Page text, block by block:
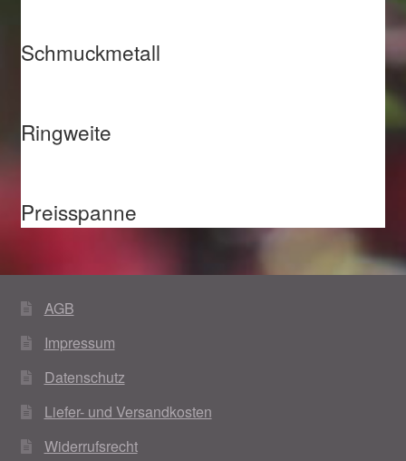
Schmuckmetall
Ringweite
Preisspanne
AGB
Impressum
Datenschutz
Liefer- und Versandkosten
Widerrufsrecht